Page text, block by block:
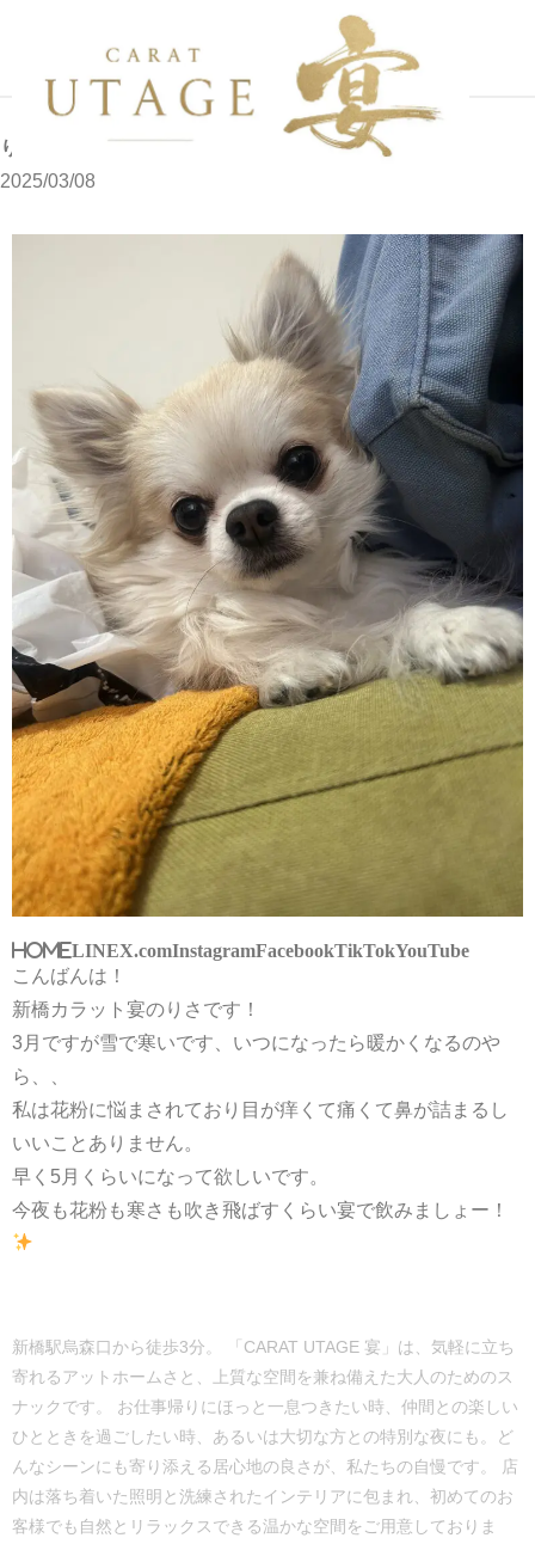
ホーム 写メブログ りさです
りさです
2025/03/08
HOMELINEX.comInstagramFacebookTikTokYouTube
こんばんは！
新橋カラット宴のりさです！
3月ですが雪で寒いです、いつになったら暖かくなるのや
ら、、
私は花粉に悩まされており目が痒くて痛くて鼻が詰まるし
いいことありません。
早く5月くらいになって欲しいです。
今夜も花粉も寒さも吹き飛ばすくらい宴で飲みましょー！
新橋駅烏森口から徒歩3分。 「CARAT UTAGE 宴」は、気軽に立ち
寄れるアットホームさと、上質な空間を兼ね備えた大人のためのス
ナックです。 お仕事帰りにほっと一息つきたい時、仲間との楽しい
ひとときを過ごしたい時、あるいは大切な方との特別な夜にも。ど
んなシーンにも寄り添える居心地の良さが、私たちの自慢です。 店
内は落ち着いた照明と洗練されたインテリアに包まれ、初めてのお
客様でも自然とリラックスできる温かな空間をご用意しておりま